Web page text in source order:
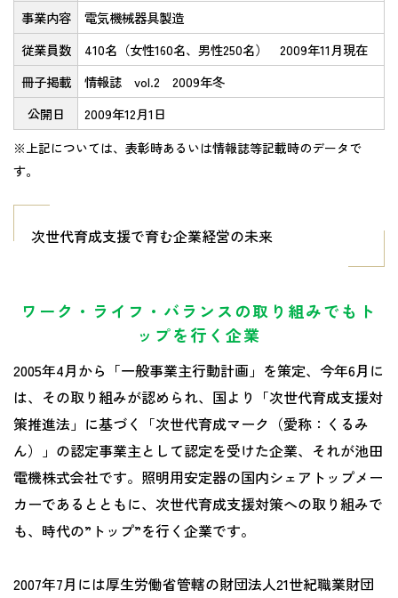
事業内容
電気機械器具製造
従業員数
410名（女性160名、男性250名） 2009年11月現在
冊子掲載
情報誌 vol.2 2009年冬
公開日
2009年12月1日
※上記については、表彰時あるいは情報誌等記載時のデータで
す。
次世代育成支援で育む企業経営の未来
ワーク・ライフ・バランスの取り組みでもト
ップを行く企業
2005年4月から「一般事業主行動計画」を策定、今年6月に
は、その取り組みが認められ、国より「次世代育成支援対
策推進法」に基づく「次世代育成マーク（愛称：くるみ
ん）」の認定事業主として認定を受けた企業、それが池田
電機株式会社です。照明用安定器の国内シェアトップメー
カーであるとともに、次世代育成支援対策への取り組みで
も、時代の”トップ”を行く企業です。
2007年7月には厚生労働省管轄の財団法人21世紀職業財団